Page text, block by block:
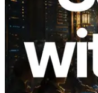
2026.08.05
ERPC amplía
Solana con
regiones
Validators